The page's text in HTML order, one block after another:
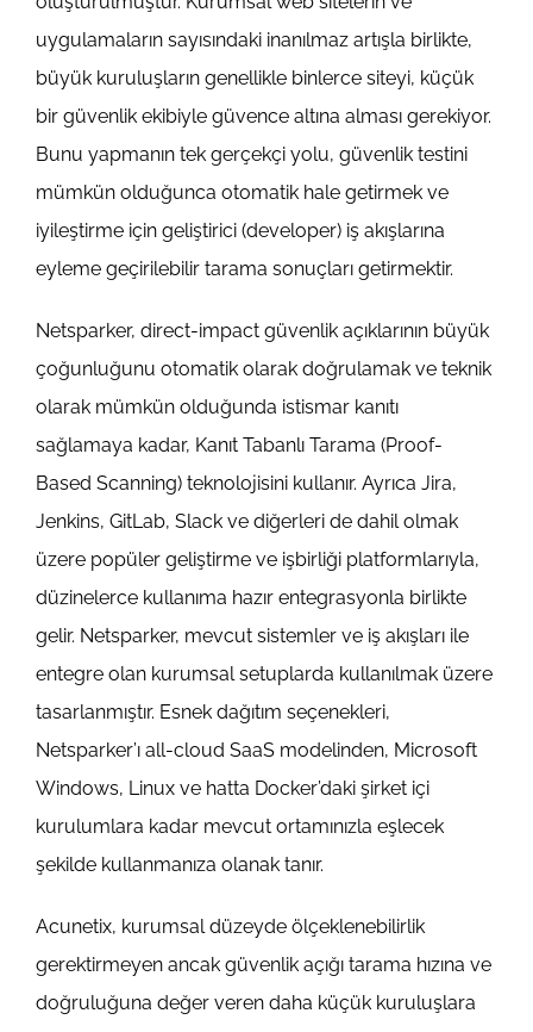
uygulamaların sayısındaki inanılmaz artışla birlikte,
büyük kuruluşların genellikle binlerce siteyi, küçük
bir güvenlik ekibiyle güvence altına alması gerekiyor.
Bunu yapmanın tek gerçekçi yolu, güvenlik testini
mümkün olduğunca otomatik hale getirmek ve
iyileştirme için geliştirici (developer) iş akışlarına
eyleme geçirilebilir tarama sonuçları getirmektir.
Netsparker, direct-impact güvenlik açıklarının büyük
çoğunluğunu otomatik olarak doğrulamak ve teknik
olarak mümkün olduğunda istismar kanıtı
sağlamaya kadar, Kanıt Tabanlı Tarama (Proof-
Based Scanning) teknolojisini kullanır. Ayrıca Jira,
Jenkins, GitLab, Slack ve diğerleri de dahil olmak
üzere popüler geliştirme ve işbirliği platformlarıyla,
düzinelerce kullanıma hazır entegrasyonla birlikte
gelir. Netsparker, mevcut sistemler ve iş akışları ile
entegre olan kurumsal setuplarda kullanılmak üzere
tasarlanmıştır. Esnek dağıtım seçenekleri,
Netsparker’ı all-cloud SaaS modelinden, Microsoft
Windows, Linux ve hatta Docker’daki şirket içi
kurulumlara kadar mevcut ortamınızla eşlecek
şekilde kullanmanıza olanak tanır.
Acunetix, kurumsal düzeyde ölçeklenebilirlik
gerektirmeyen ancak güvenlik açığı tarama hızına ve
doğruluğuna değer veren daha küçük kuruluşlara